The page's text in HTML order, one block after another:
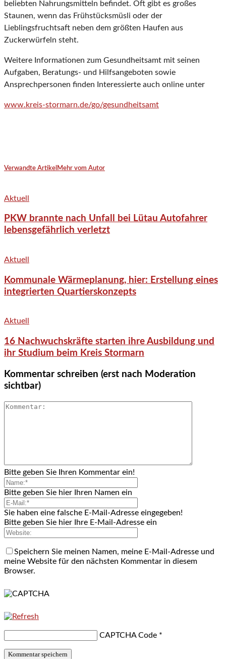
beliebten Nahrungsmitteln befindet. Oft gibt es großes
Staunen, wenn das Frühstücksmüsli oder der
Lieblingsfruchtsaft neben dem größten Haufen aus
Zuckerwürfeln steht.
Weitere Informationen zum Gesundheitsamt mit seinen
Aufgaben, Beratungs- und Hilfsangeboten sowie
Ansprechpersonen finden Interessierte auch online unter
www.kreis-stormarn.de/go/gesundheitsamt
Verwandte Artikel Mehr vom Autor
Aktuell
PKW brannte nach Unfall bei Lütau Autofahrer
lebensgefährlich verletzt
Aktuell
Kommunale Wärmeplanung, hier: Erstellung eines
integrierten Quartierskonzepts
Aktuell
16 Nachwuchskräfte starten ihre Ausbildung und
ihr Studium beim Kreis Stormarn
Kommentar schreiben (erst nach Moderation
sichtbar)
Bitte geben Sie Ihren Kommentar ein!
Bitte geben Sie hier Ihren Namen ein
Sie haben eine falsche E-Mail-Adresse eingegeben!
Bitte geben Sie hier Ihre E-Mail-Adresse ein
Speichern Sie meinen Namen, meine E-Mail-Adresse und
meine Website für den nächsten Kommentar in diesem
Browser.
CAPTCHA Code *